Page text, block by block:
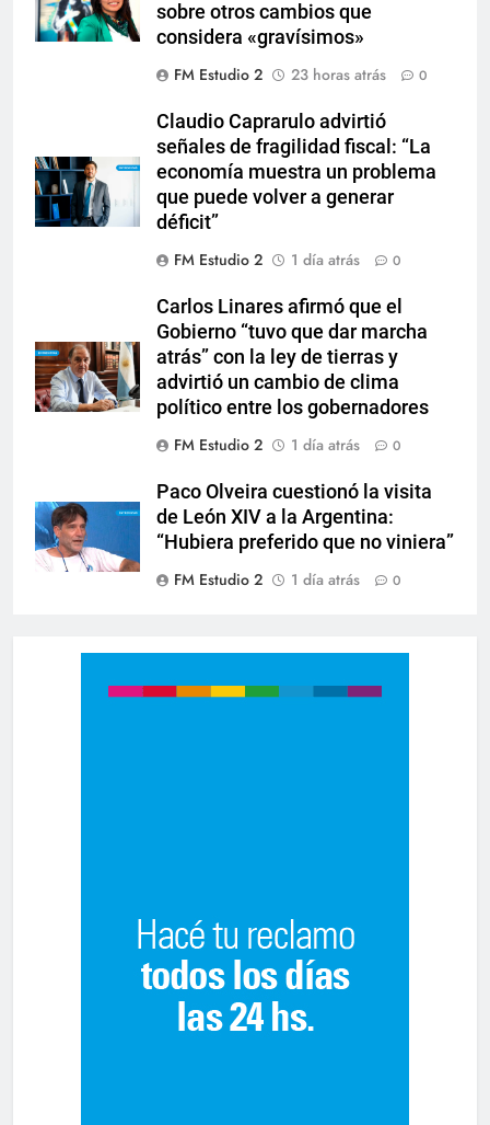
sobre otros cambios que
considera «gravísimos»
FM Estudio 2
23 horas atrás 0
Claudio Caprarulo advirtió
señales de fragilidad fiscal: “La
economía muestra un problema
que puede volver a generar
déficit”
FM Estudio 2
1 día atrás 0
Carlos Linares afirmó que el
Gobierno “tuvo que dar marcha
atrás” con la ley de tierras y
advirtió un cambio de clima
político entre los gobernadores
FM Estudio 2
1 día atrás 0
Paco Olveira cuestionó la visita
de León XIV a la Argentina:
“Hubiera preferido que no viniera”
FM Estudio 2
1 día atrás 0